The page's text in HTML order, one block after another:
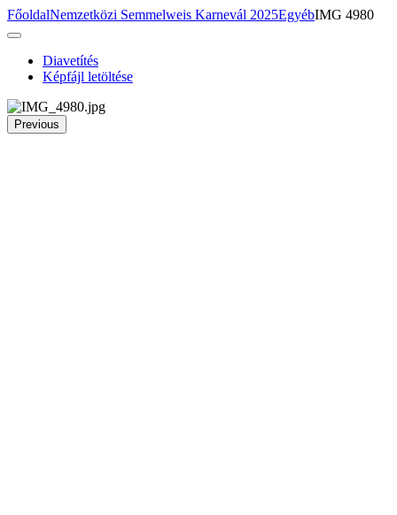
FőoldalNemzetközi Semmelweis Karnevál 2025EgyébIMG 4980
Diavetítés
Képfájl letöltése
Previous